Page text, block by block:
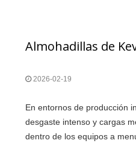
2026-02-19
En entornos de producción
desgaste intenso y cargas
dentro de los equipos a